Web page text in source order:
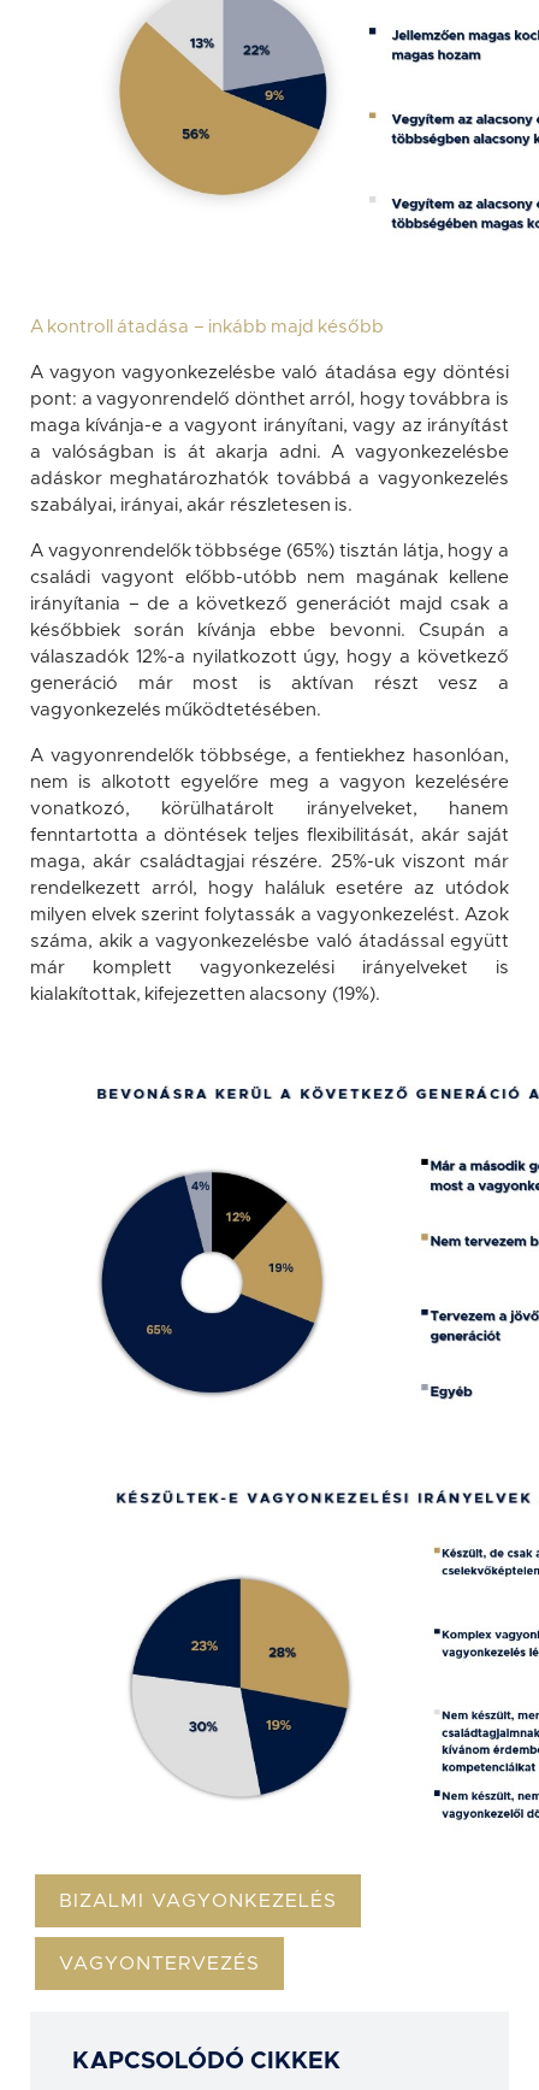
A kontroll átadása – inkább majd később
A vagyon vagyonkezelésbe való átadása egy döntési
pont: a vagyonrendelő dönthet arról, hogy továbbra is
maga kívánja-e a vagyont irányítani, vagy az irányítást
a valóságban is át akarja adni. A vagyonkezelésbe
adáskor meghatározhatók továbbá a vagyonkezelés
szabályai, irányai, akár részletesen is.
A vagyonrendelők többsége (65%) tisztán látja, hogy a
családi vagyont előbb-utóbb nem magának kellene
irányítania – de a következő generációt majd csak a
későbbiek során kívánja ebbe bevonni. Csupán a
válaszadók 12%-a nyilatkozott úgy, hogy a következő
generáció már most is aktívan részt vesz a
vagyonkezelés működtetésében.
A vagyonrendelők többsége, a fentiekhez hasonlóan,
nem is alkotott egyelőre meg a vagyon kezelésére
vonatkozó, körülhatárolt irányelveket, hanem
fenntartotta a döntések teljes flexibilitását, akár saját
maga, akár családtagjai részére. 25%-uk viszont már
rendelkezett arról, hogy haláluk esetére az utódok
milyen elvek szerint folytassák a vagyonkezelést. Azok
száma, akik a vagyonkezelésbe való átadással együtt
már komplett vagyonkezelési irányelveket is
kialakítottak, kifejezetten alacsony (19%).
BIZALMI VAGYONKEZELÉS
VAGYONTERVEZÉS
KAPCSOLÓDÓ CIKKEK